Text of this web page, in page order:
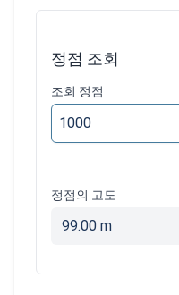
정점 조회
조회 정점
정점의 고도
99.00 m